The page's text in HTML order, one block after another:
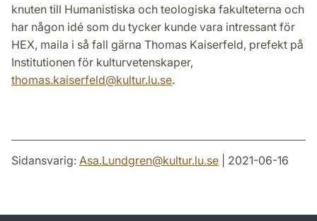
knuten till Humanistiska och teologiska fakulteterna och
har någon idé som du tycker kunde vara intressant för
HEX, maila i så fall gärna Thomas Kaiserfeld, prefekt på
Institutionen för kulturvetenskaper,
thomas.kaiserfeld@kultur.lu.se.
Sidansvarig: Asa.Lundgren@kultur.lu.se | 2021-06-16